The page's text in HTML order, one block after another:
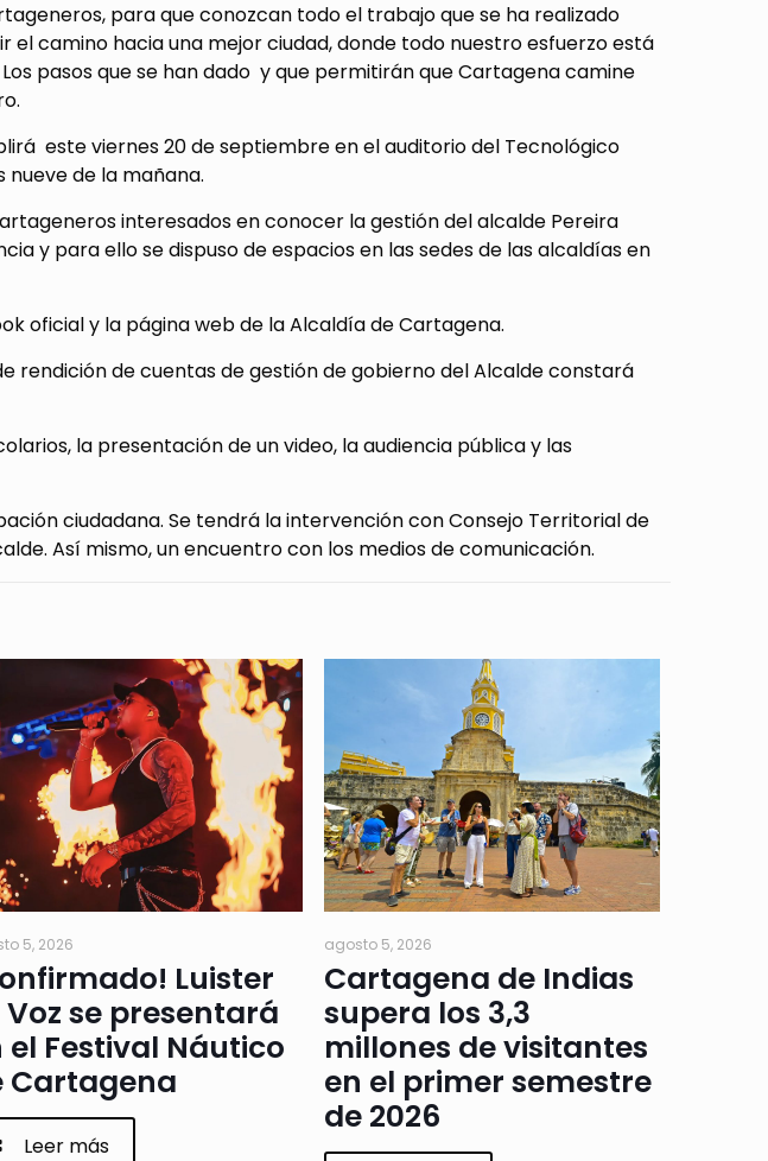
para que conozcan todo el trabajo que se ha realizado
camino hacia una mejor ciudad, donde todo nuestro esfuerzo está
pasos que se han dado y que permitirán que Cartagena camine
este viernes 20 de septiembre en el auditorio del Tecnológico
nueve de la mañana.
interesados en conocer la gestión del alcalde Pereira
y para ello se dispuso de espacios en las sedes de las alcaldías en
oficial y la página web de la Alcaldía de Cartagena.
rendición de cuentas de gestión de gobierno del Alcalde constará
la presentación de un video, la audiencia pública y las
ciudadana. Se tendrá la intervención con Consejo Territorial de
Así mismo, un encuentro con los medios de comunicación.
5, 2026
Luister
Voz se presentará
el Festival Náutico
Cartagena
Leer más
agosto 5, 2026
Cartagena de Indias
supera los 3,3
millones de visitantes
en el primer semestre
de 2026